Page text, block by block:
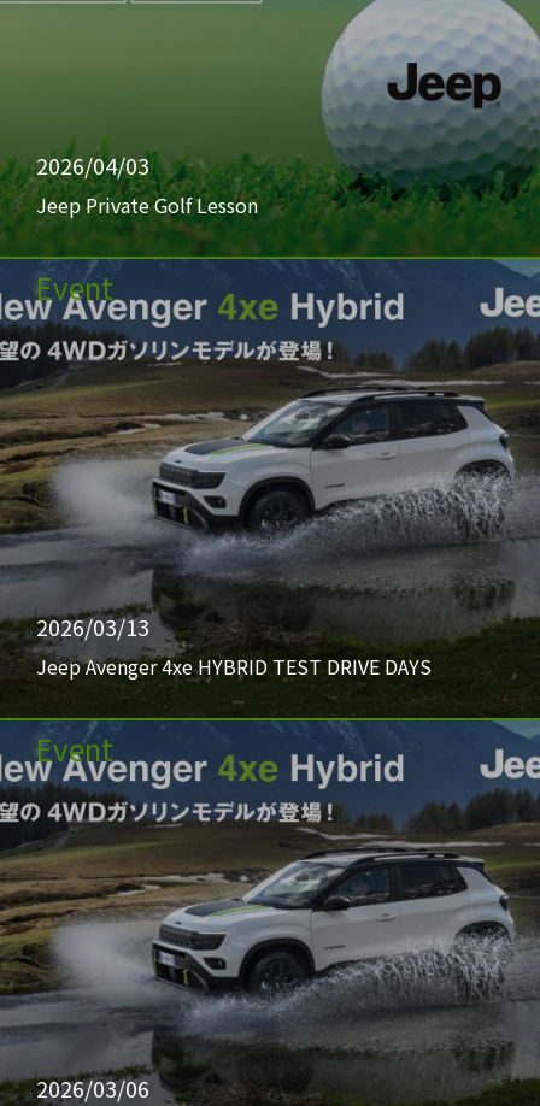
2026/04/03
Jeep Private Golf Lesson
Event
2026/03/13
Jeep Avenger 4xe HYBRID TEST DRIVE DAYS
Event
2026/03/06